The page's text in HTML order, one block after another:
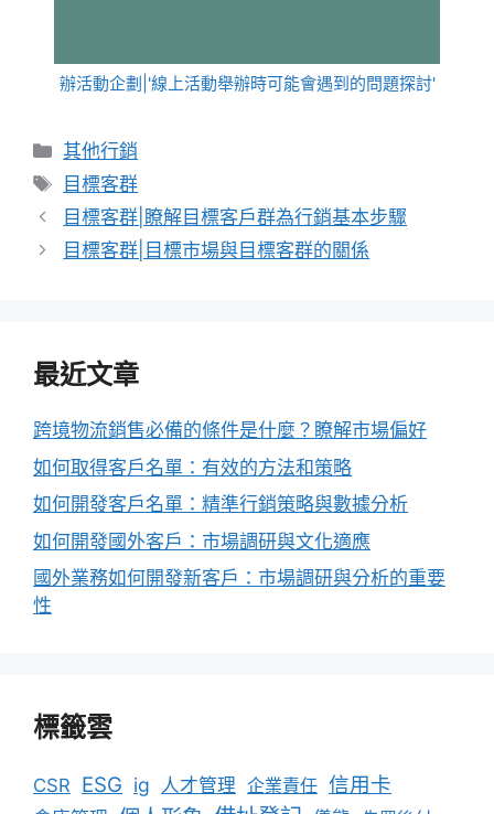
辦活動企劃|'線上活動舉辦時可能會遇到的問題探討'
分
類
其他行銷
標
籤
目標客群
目標客群|瞭解目標客戶群為行銷基本步驟
目標客群|目標市場與目標客群的關係
最近文章
跨境物流銷售必備的條件是什麼？瞭解市場偏好
如何取得客戶名單：有效的方法和策略
如何開發客戶名單：精準行銷策略與數據分析
如何開發國外客戶：市場調研與文化適應
國外業務如何開發新客戶：市場調研與分析的重要
性
標籤雲
CSR ESG ig 人才管理 企業責任 信用卡